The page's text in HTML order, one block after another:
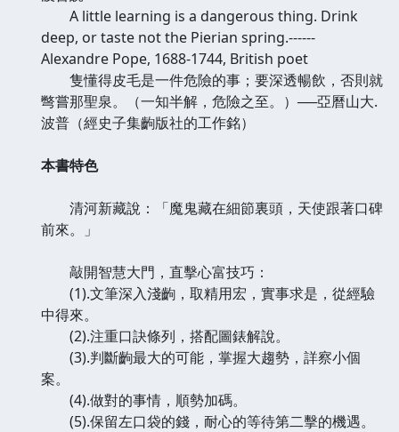
A little learning is a dangerous thing. Drink
deep, or taste not the Pierian spring.------
Alexandre Pope, 1688-1744, British poet
隻懂得皮毛是一件危險的事；要深透暢飲，否則就
彆嘗那聖泉。（一知半解，危險之至。）──亞曆山大.
波普（經史子集齣版社的工作銘）
本書特色
清河新藏說：「魔鬼藏在細節裏頭，天使跟著口碑
前來。」
敲開智慧大門，直擊心富技巧：
(1).文筆深入淺齣，取精用宏，實事求是，從經驗
中得來。
(2).注重口訣條列，搭配圖錶解說。
(3).判斷齣最大的可能，掌握大趨勢，詳察小個
案。
(4).做對的事情，順勢加碼。
(5).保留左口袋的錢，耐心的等待第二擊的機遇。